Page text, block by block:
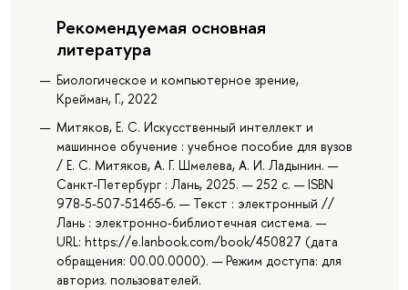
Рекомендуемая основная
литература
Биологическое и компьютерное зрение,
Крейман, Г., 2022
Митяков, Е. С. Искусственный интеллект и
машинное обучение : учебное пособие для вузов
/ Е. С. Митяков, А. Г. Шмелева, А. И. Ладынин. —
Санкт-Петербург : Лань, 2025. — 252 с. — ISBN
978-5-507-51465-6. — Текст : электронный //
Лань : электронно-библиотечная система. —
URL: https://e.lanbook.com/book/450827 (дата
обращения: 00.00.0000). — Режим доступа: для
авториз. пользователей.